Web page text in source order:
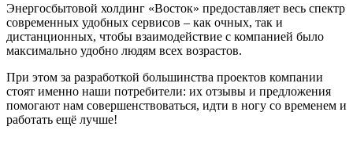
Энергосбытовой холдинг «Восток» предоставляет весь спектр
современных удобных сервисов – как очных, так и
дистанционных, чтобы взаимодействие с компанией было
максимально удобно людям всех возрастов.
При этом за разработкой большинства проектов компании
стоят именно наши потребители: их отзывы и предложения
помогают нам совершенствоваться, идти в ногу со временем и
работать ещё лучше!